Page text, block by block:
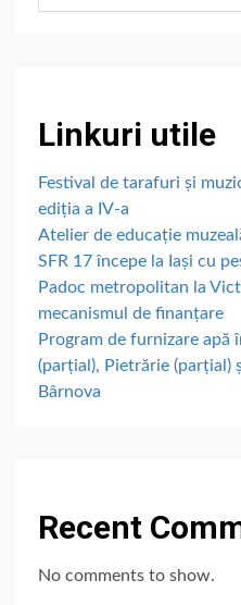
Linkuri utile
Festival de tarafuri și
ediția a IV-a
Atelier de educație
SFR 17 începe la Iași cu
Padoc metropolitan la
mecanismul de finanțare
Program de furnizare apă
(parțial), Pietrărie (parțial)
Bârnova
Recent
No comments to show.